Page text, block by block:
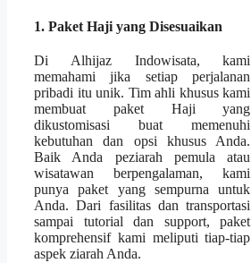
1. Paket Haji yang Disesuaikan
Di Alhijaz Indowisata, kami
memahami jika setiap perjalanan
pribadi itu unik. Tim ahli khusus kami
membuat paket Haji yang
dikustomisasi buat memenuhi
kebutuhan dan opsi khusus Anda.
Baik Anda peziarah pemula atau
wisatawan berpengalaman, kami
punya paket yang sempurna untuk
Anda. Dari fasilitas dan transportasi
sampai tutorial dan support, paket
komprehensif kami meliputi tiap-tiap
aspek ziarah Anda.